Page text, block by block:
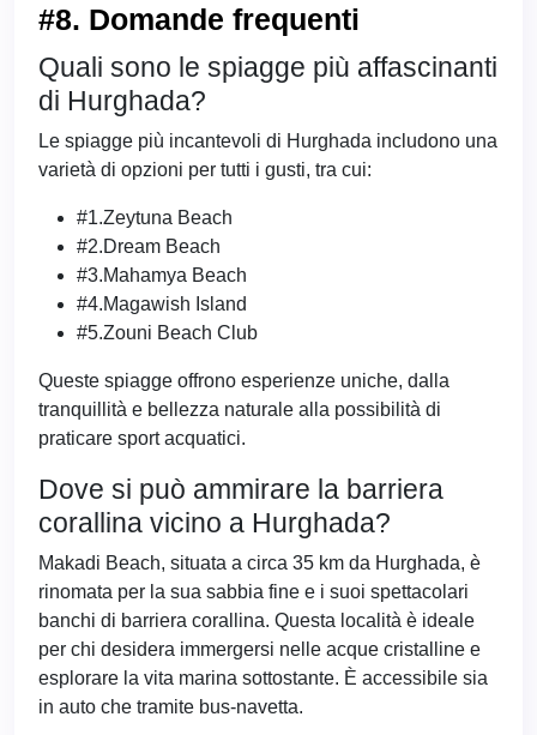
#8. Domande frequenti
Quali sono le spiagge più affascinanti
di Hurghada?
Le spiagge più incantevoli di Hurghada includono una
varietà di opzioni per tutti i gusti, tra cui:
#1.Zeytuna Beach
#2.Dream Beach
#3.Mahamya Beach
#4.Magawish Island
#5.Zouni Beach Club
Queste spiagge offrono esperienze uniche, dalla
tranquillità e bellezza naturale alla possibilità di
praticare sport acquatici.
Dove si può ammirare la barriera
corallina vicino a Hurghada?
Makadi Beach, situata a circa 35 km da Hurghada, è
rinomata per la sua sabbia fine e i suoi spettacolari
banchi di barriera corallina. Questa località è ideale
per chi desidera immergersi nelle acque cristalline e
esplorare la vita marina sottostante. È accessibile sia
in auto che tramite bus-navetta.